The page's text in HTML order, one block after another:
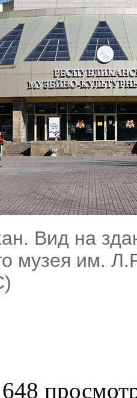
Вид на
музея им.
- Глава республики
Как опыт предков
648